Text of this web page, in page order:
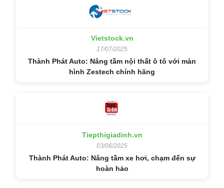
Vietstock.vn
17/07/2025
Thành Phát Auto: Nâng tầm nội thất ô tô với màn
hình Zestech chính hãng
Tiepthigiadinh.vn
03/06/2025
Thành Phát Auto: Nâng tầm xe hơi, chạm đến sự
hoàn hảo